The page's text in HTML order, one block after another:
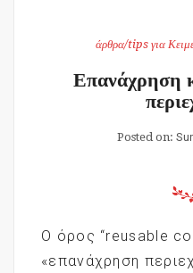
άρθρα/tips για
Επανάχρηση
Posted on:
Ο όρος “reusable
«επανάχρηση